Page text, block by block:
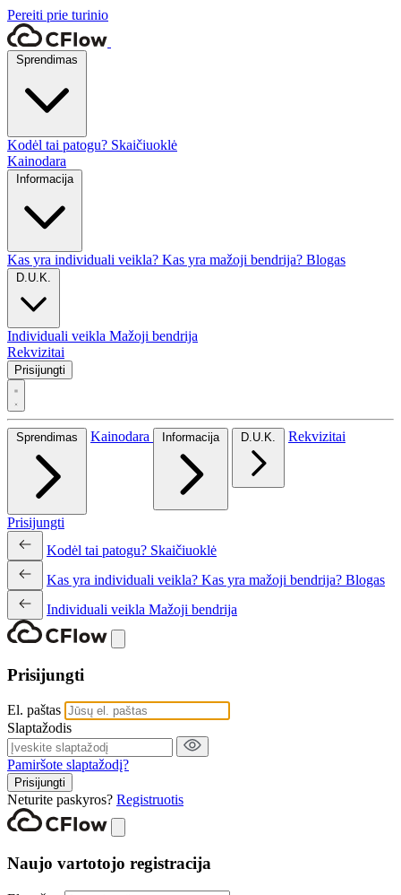
Pereiti prie turinio
Sprendimas
Kodėl tai patogu? Skaičiuoklė
Kainodara
Informacija
Kas yra individuali veikla? Kas yra mažoji bendrija? Blogas
D.U.K.
Individuali veikla Mažoji bendrija
Rekvizitai
Prisijungti
Sprendimas Kainodara Informacija D.U.K. Rekvizitai
Prisijungti
Kodėl tai patogu? Skaičiuoklė
Kas yra individuali veikla? Kas yra mažoji bendrija? Blogas
Individuali veikla Mažoji bendrija
Prisijungti
El. paštas
Slaptažodis
Pamiršote slaptažodį?
Prisijungti
Neturite paskyros? Registruotis
Naujo vartotojo registracija